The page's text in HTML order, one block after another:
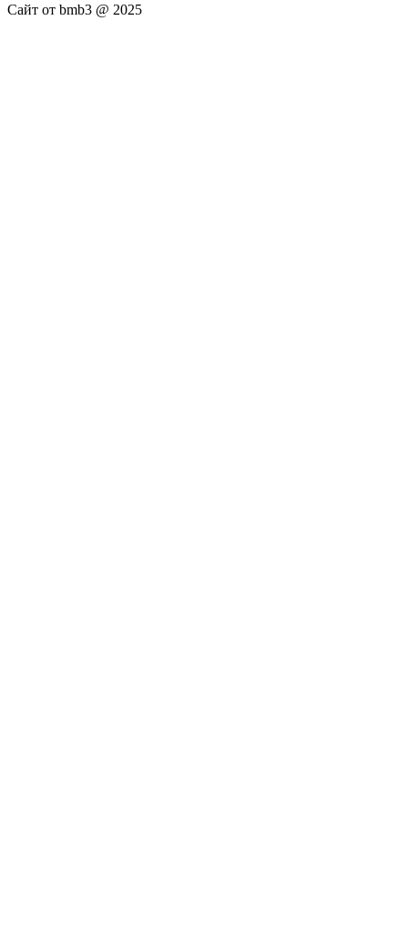
Сайт от bmb3 @ 2025